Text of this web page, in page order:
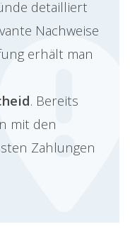
detailliert
Nachweise
erhält man
. Bereits
mit den
Zahlungen